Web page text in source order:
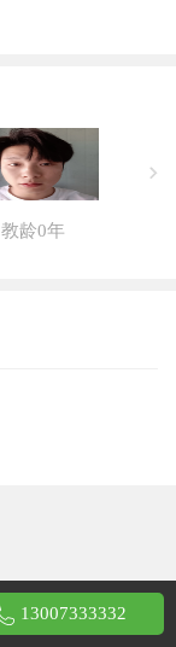
教龄0年
13007333332